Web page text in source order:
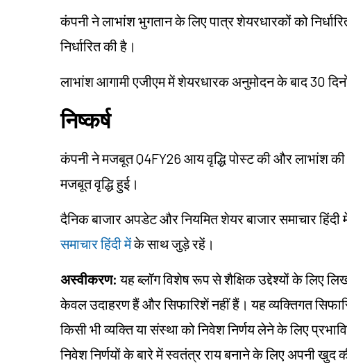
कंपनी ने लाभांश भुगतान के लिए पात्र शेयरधारकों को
निर्धारित की है।
लाभांश आगामी एजीएम में शेयरधारक अनुमोदन के बाद 30
निष्कर्ष
कंपनी ने मजबूत Q4FY26 आय वृद्धि पोस्ट की और लाभांश की
मजबूत वृद्धि हुई।
दैनिक बाजार अपडेट और नियमित शेयर बाजार समाचार
समाचार हिंदी मेंके साथ जुड़े रहें।
अस्वीकरण:यह ब्लॉग विशेष रूप से शैक्षिक उद्देश्यों के लिए
केवल उदाहरण हैं और सिफारिशें नहीं हैं। यह व्यक्तिगत
किसी भी व्यक्ति या संस्था को निवेश निर्णय लेने के लिए
निवेश निर्णयों के बारे में स्वतंत्र राय बनाने के लिए अपनी खुद